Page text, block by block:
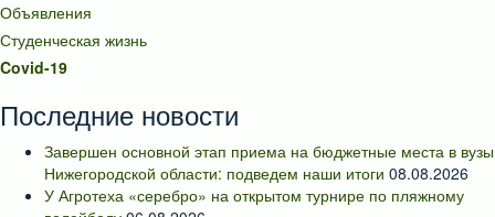
Объявления
Студенческая жизнь
Covid-19
Последние новости
Завершен основной этап приема на бюджетные места в вузы
Нижегородской области: подведем наши итоги 08.08.2026
У Агротеха «серебро» на открытом турнире по пляжному